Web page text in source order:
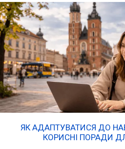
ЯК АДАПТУВАТИСЯ ДО
КОРИСНІ ПОРАДИ